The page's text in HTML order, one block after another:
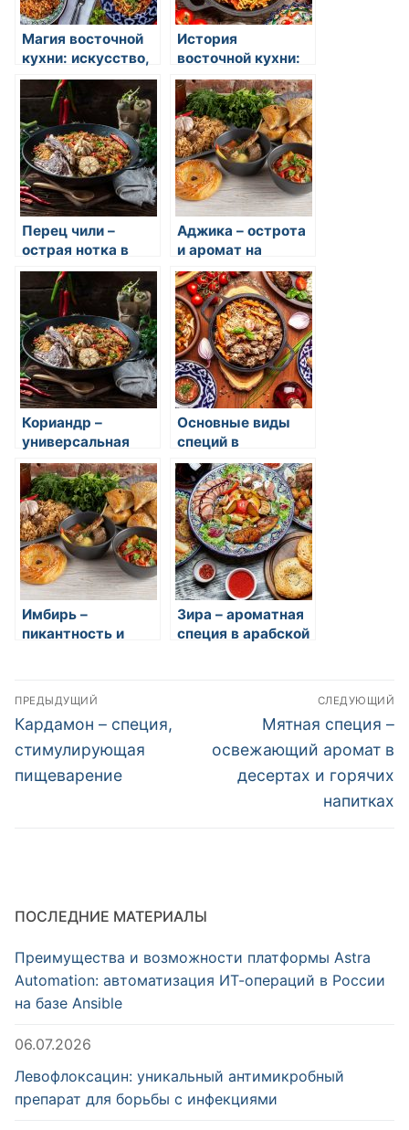
Магия восточной
кухни: искусство,
вкус и традиции
История
восточной кухни:
откуда родился
вкус и экзотика
Перец чили –
острая нотка в
азиатских супах и
соусах
Аджика – острота
и аромат на
кавказском столе
Кориандр –
универсальная
специя в
восточных блюдах
Основные виды
специй в
восточной кухне
Имбирь –
пикантность и
Зира – ароматная
специя в арабской
Навигация
по
записям
ПРЕДЫДУЩИЙ
Предыдущая
запись:
Кардамон – специя,
стимулирующая
пищеварение
СЛЕДУЮЩИЙ
Следующая
запись:
Мятная специя –
освежающий аромат в
десертах и горячих
напитках
ПОСЛЕДНИЕ МАТЕРИАЛЫ
Преимущества и возможности платформы Astra
Automation: автоматизация ИТ-операций в России
на базе Ansible
06.07.2026
Левофлоксацин: уникальный антимикробный
препарат для борьбы с инфекциями